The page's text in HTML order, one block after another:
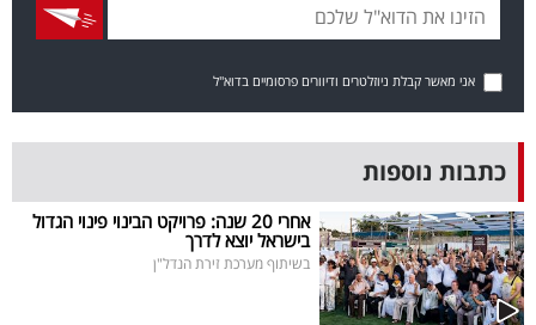
אחרינו:
אני מאשר קבלת ניוזלטרים ודיוורים פרסומיים בדוא"ל
כתבות נוספות
אחרי 20 שנה: פרויקט הבינוי פינוי הגדול
בישראל יוצא לדרך
בשיתוף מערכת זירת הנדל"ן